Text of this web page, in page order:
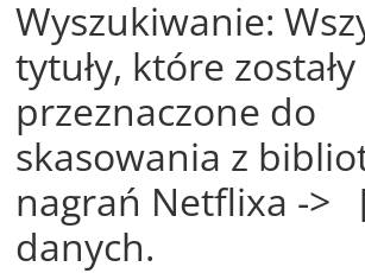
Wyszukiwanie:
tytuły, które zostały
przeznaczone do
skasowania z
nagrań Netflixa ->
danych.